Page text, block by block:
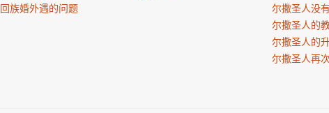
回族婚外遇的问题
尔撒圣人没
尔撒圣人的
尔撒圣人的
尔撒圣人再